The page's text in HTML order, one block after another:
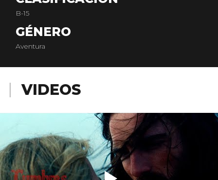
B-15
GÉNERO
Aventura
VIDEOS